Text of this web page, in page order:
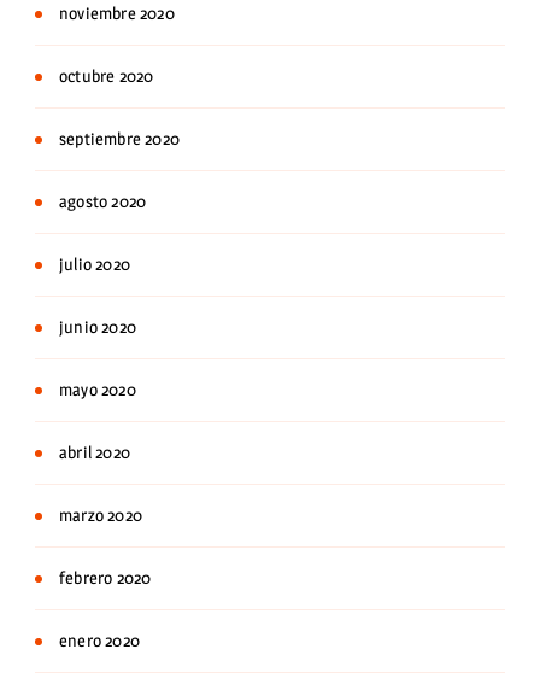
noviembre 2020
octubre 2020
septiembre 2020
agosto 2020
julio 2020
junio 2020
mayo 2020
abril 2020
marzo 2020
febrero 2020
enero 2020